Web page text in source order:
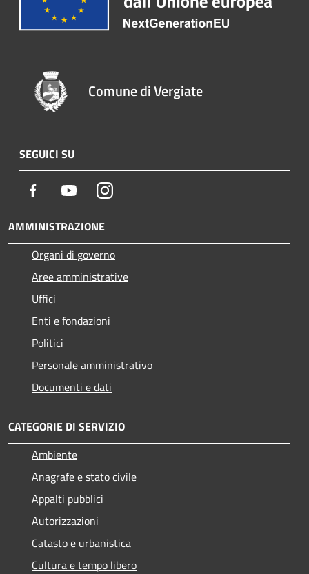
Comune di Vergiate
SEGUICI SU
Facebook YoutubeInstagram
AMMINISTRAZIONE
Organi di governo
Aree amministrative
Uffici
Enti e fondazioni
Politici
Personale amministrativo
Documenti e dati
CATEGORIE DI SERVIZIO
Ambiente
Anagrafe e stato civile
Appalti pubblici
Autorizzazioni
Catasto e urbanistica
Cultura e tempo libero